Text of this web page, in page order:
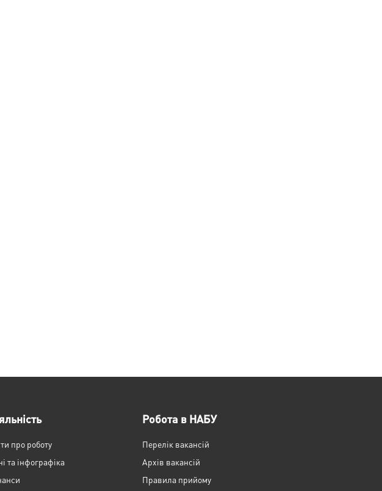
про роботу
та інфографіка
Робота в НАБУ
Перелік вакансій
Архів вакансій
Правила прийому